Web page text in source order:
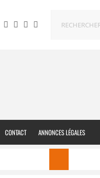
CONTACT ANNONCES LÉGALES